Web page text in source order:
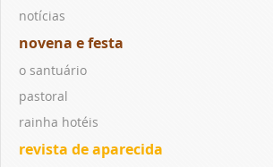
notícias
novena e festa
o santuário
pastoral
rainha hotéis
revista de aparecida